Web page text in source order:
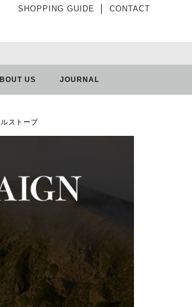
SHOPPING GUIDE CONTACT
US JOURNAL
ストーブ